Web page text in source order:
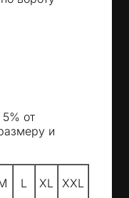
от
и
L XL XXL